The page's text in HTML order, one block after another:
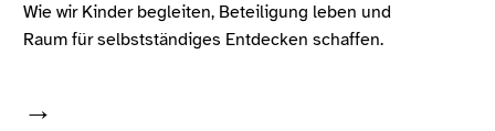
Wie wir Kinder begleiten, Beteiligung leben und
Raum für selbstständiges Entdecken schaffen.
→